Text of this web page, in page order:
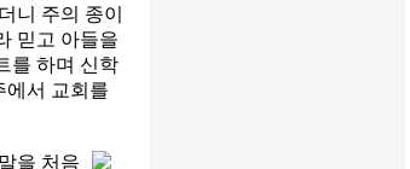
니 주의 종이
믿고 아들을
를 하며 신학
에서 교회를
을 처음